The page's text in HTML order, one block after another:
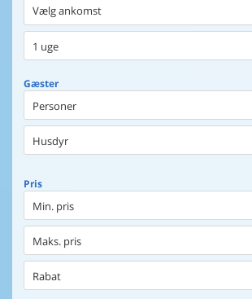
Vælg ankomst
1 uge
Gæster
Personer
Husdyr
Pris
Min. pris
Maks. pris
Rabat